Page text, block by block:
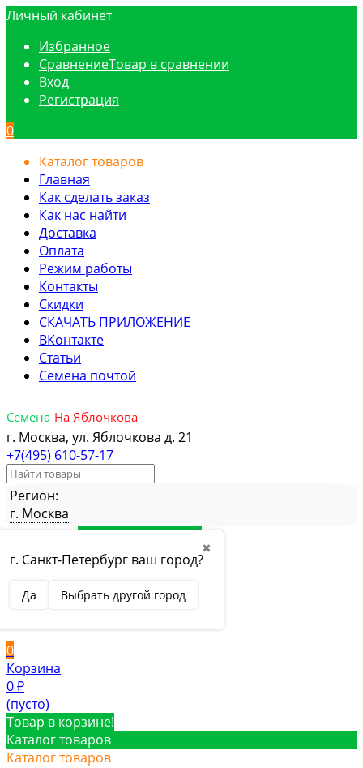
Личный кабинет
Избранное
СравнениеТовар в сравнении
Вход
Регистрация
0
Каталог товаров
Главная
Как сделать заказ
Как нас найти
Доставка
Оплата
Режим работы
Контакты
Скидки
СКАЧАТЬ ПРИЛОЖЕНИЕ
ВКонтакте
Статьи
Семена почтой
Семена На Яблочкова
г. Москва, ул. Яблочкова д. 21
+7(495) 610-57-17
Регион:
г. Москва
✖
г. Санкт-Петербург ваш город?
Да Выбрать другой город
Избранное Товар в избранном
СравнениеТовар в сравнении
Вход
Вход
0
Корзина
0 ₽
(пусто)
Товар в корзине!
Каталог товаров
Каталог товаров